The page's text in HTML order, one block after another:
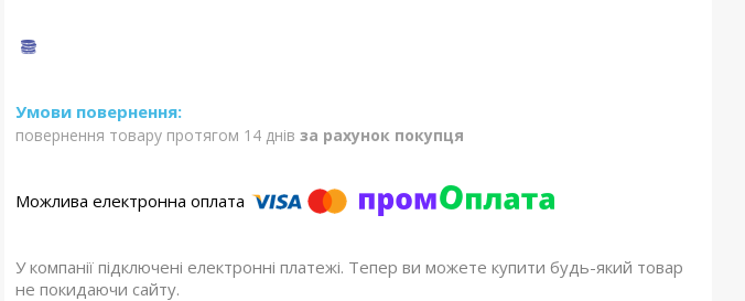
повернення товару протягом 14 днів за рахунок покупця
У компанії підключені електронні платежі. Тепер ви можете купити будь-який товар
не покидаючи сайту.